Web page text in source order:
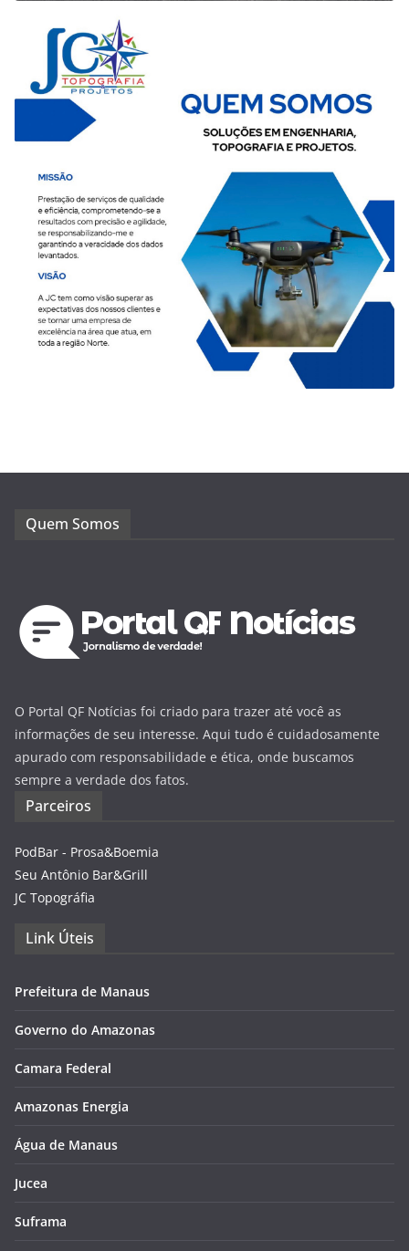
Quem Somos
O Portal QF Notícias foi criado para trazer até você as
informações de seu interesse. Aqui tudo é cuidadosamente
apurado com responsabilidade e ética, onde buscamos
sempre a verdade dos fatos.
Parceiros
PodBar - Prosa&Boemia
Seu Antônio Bar&Grill
JC Topográfia
Link Úteis
Prefeitura de Manaus
Governo do Amazonas
Camara Federal
Amazonas Energia
Água de Manaus
Jucea
Suframa